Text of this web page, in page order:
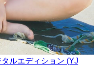
ルエディション (YJ